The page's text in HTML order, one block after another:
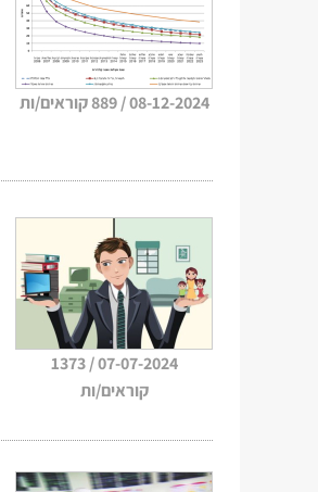
08-12-2024
/889 קוראים/ות
07-07-2024
/
1373
קוראים/ות